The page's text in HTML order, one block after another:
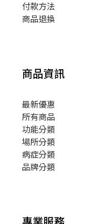
付款方法
商品退換
商品資訊
最新優惠
所有商品
功能分類
場所分類
病症分類
品牌分類